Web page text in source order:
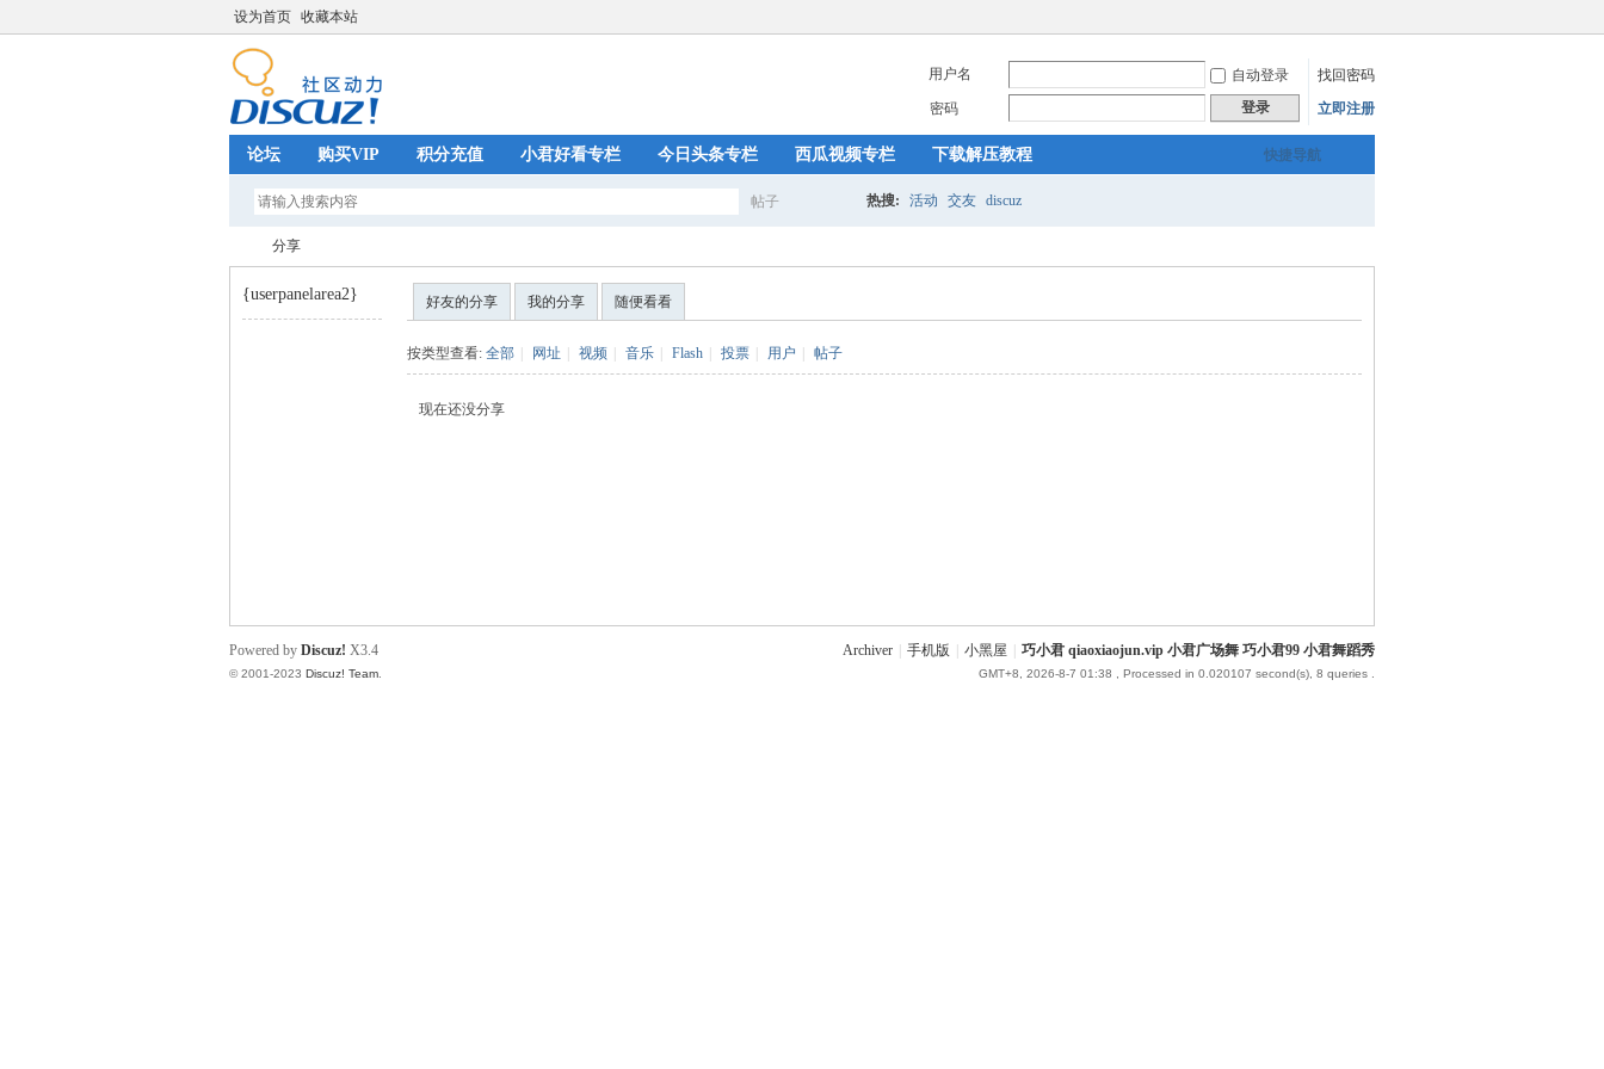
设为首页 收藏本站
用户名 自动登录
找回密码
密码
登录 立即注册
快捷导航
论坛 购买VIP 积分充值 小君好看专栏 今日头条专栏 西瓜视频专栏 下载解压教程
帖子 热搜: 活动 交友 discuz
分享
{userpanelarea2} 好友的分享 我的分享 随便看看
按类型查看: 全部 网址 视频 音乐 Flash 投票 用户 帖子
现在还没分享
Archiver 手机版 小黑屋 巧小君 qiaoxiaojun.vip 小君广场舞 巧小君99 小君舞蹈秀
GMT+8, 2026-8-7 01:38 , Processed in 0.020107 second(s), 8 queries .
Powered by Discuz! X3.4
© 2001-2023 Discuz! Team